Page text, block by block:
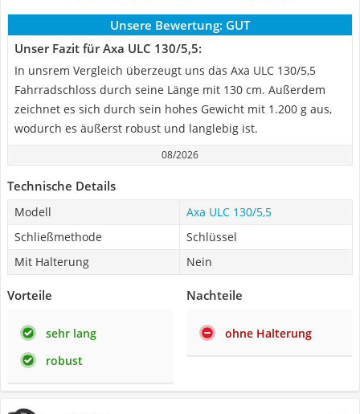
Unsere Bewertung: GUT
Unser Fazit für Axa ULC 130/5,5:
In unsrem Vergleich überzeugt uns das Axa ULC 130/5,5
Fahrradschloss durch seine Länge mit 130 cm. Außerdem
zeichnet es sich durch sein hohes Gewicht mit 1.200 g aus,
wodurch es äußerst robust und langlebig ist.
08/2026
Technische Details
Modell
Axa ULC 130/5,5
Schließmethode
Schlüssel
Mit Halterung
Nein
Vorteile
sehr lang
robust
Nachteile
ohne Halterung